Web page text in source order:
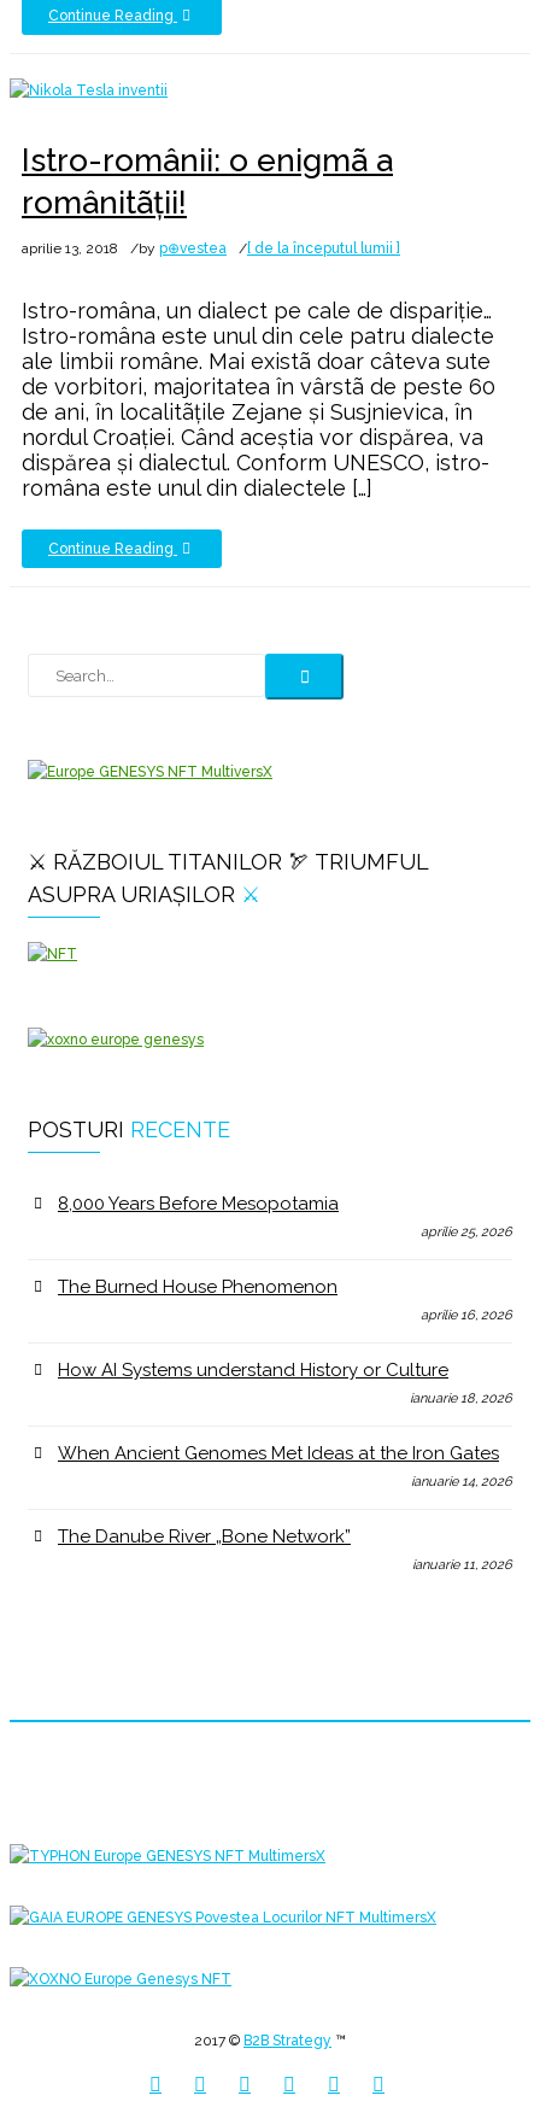
Continue Reading
Istro-românii: o enigmã a
românitãţii!
aprilie 13, 2018 by p⊕vestea [ de la începutul lumii ]
Istro-româna, un dialect pe cale de dispariţie…
Istro-româna este unul din cele patru dialecte
ale limbii române. Mai existã doar câteva sute
de vorbitori, majoritatea în vârstã de peste 60
de ani, în localitãţile Zejane şi Susjnievica, în
nordul Croaţiei. Când aceştia vor dispărea, va
dispărea şi dialectul. Conform UNESCO, istro-
româna este unul din dialectele […]
Continue Reading
⚔️ RĂZBOIUL TITANILOR 🏹 TRIUMFUL
ASUPRA URIAȘILOR ⚔️
POSTURI RECENTE
8,000 Years Before Mesopotamia
aprilie 25, 2026
The Burned House Phenomenon
aprilie 16, 2026
How AI Systems understand History or Culture
ianuarie 18, 2026
When Ancient Genomes Met Ideas at the Iron Gates
ianuarie 14, 2026
The Danube River „Bone Network”
ianuarie 11, 2026
2017 © B2B Strategy ™